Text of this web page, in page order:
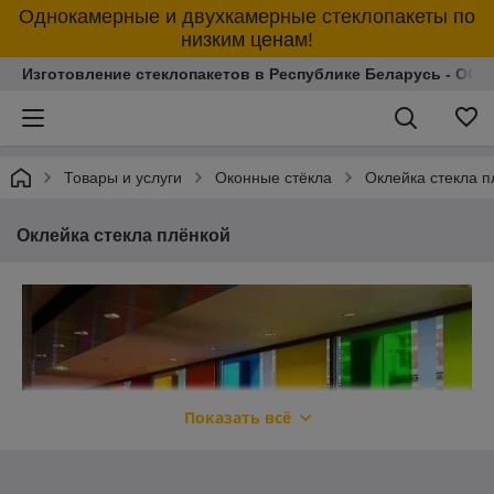
Однокамерные и двухкамерные стеклопакеты по
низким ценам!
Изготовление стеклопакетов в Республике Беларусь -
Товары и услуги Оконные стёкла Оклейка стекла
Оклейка стекла плёнкой
Показать всё